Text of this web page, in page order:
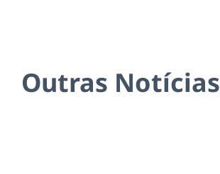
Outras Notícias